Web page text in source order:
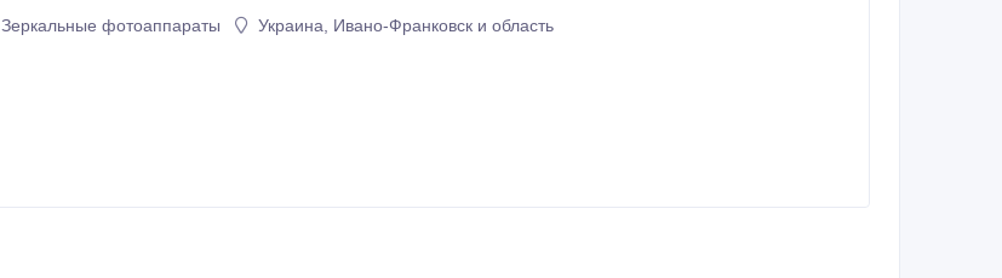
Зеркальные фотоаппараты Украина, Ивано-Франковск и область